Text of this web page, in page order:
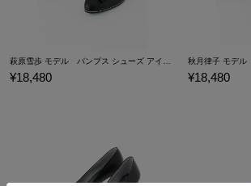
萩原雪歩 モデル パンプス シューズ アイドルマスター プラチナスターズ
¥18,480 ¥18,480